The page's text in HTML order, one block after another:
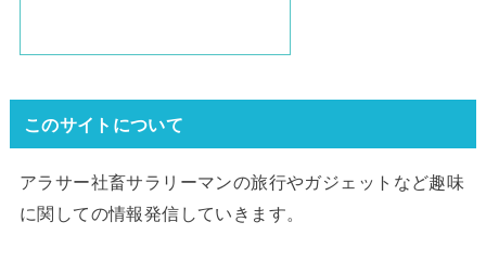
このサイトについて
アラサー社畜サラリーマンの旅行やガジェットなど趣味
に関しての情報発信していきます。